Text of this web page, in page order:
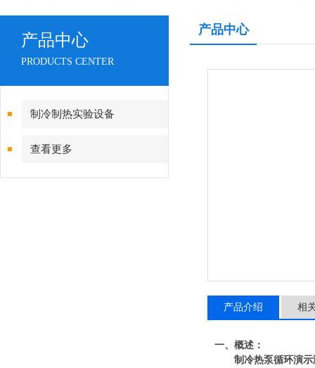
产品中心
PRODUCTS CENTER
制冷制热实验设备
查看更多
产品中心
产品介绍 相
一、概述：
制冷热泵循环演